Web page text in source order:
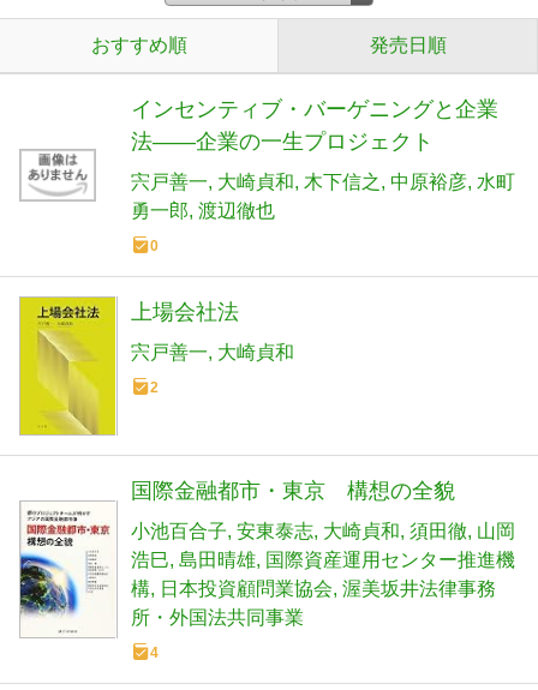
おすすめ順 発売日順
インセンティブ・バーゲニングと企業
法――企業の一生プロジェクト
宍戸善一 大崎貞和 木下信之 中原裕彦 水町
勇一郎 渡辺徹也
0
上場会社法
宍戸善一 大崎貞和
2
国際金融都市・東京 構想の全貌
小池百合子 安東泰志 大崎貞和 須田徹 山岡
浩巳 島田晴雄 国際資産運用センター推進機
構
日本投資顧問業協会 渥美坂井法律事務
所・外国法共同事業
4